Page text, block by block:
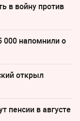
в войну против
напомнили о
открыл
пенсии в августе